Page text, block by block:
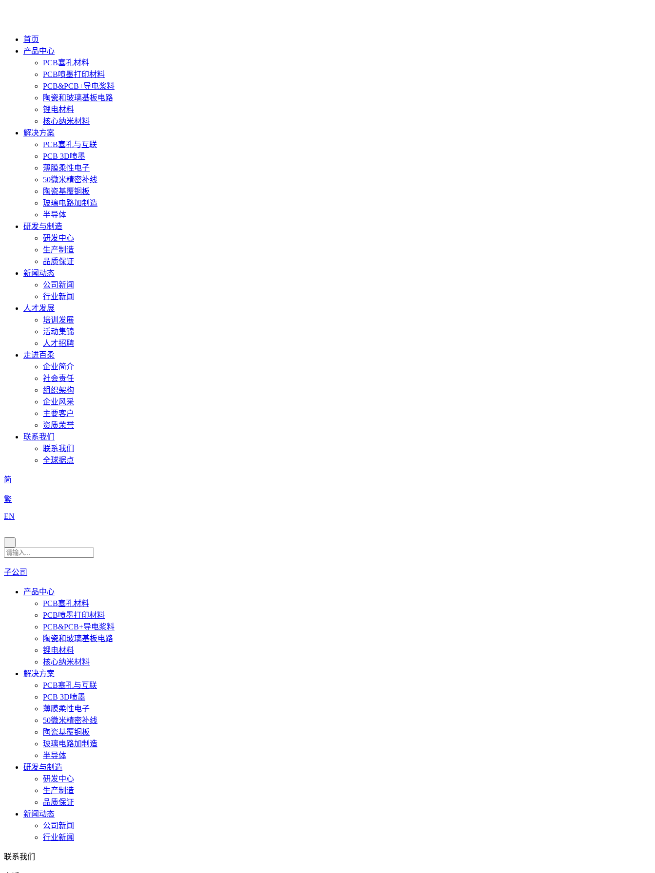
首页
产品中心
PCB塞孔材料
PCB喷墨打印材料
PCB&PCB+导电浆料
陶瓷和玻璃基板电路
锂电材料
核心纳米材料
解决方案
PCB塞孔与互联
PCB 3D喷墨
薄膜柔性电子
50微米精密补线
陶瓷基覆铜板
玻璃电路加制造
半导体
研发与制造
研发中心
生产制造
品质保证
新闻动态
公司新闻
行业新闻
人才发展
培训发展
活动集锦
人才招聘
走进百柔
企业简介
社会责任
组织架构
企业风采
主要客户
资质荣誉
联系我们
联系我们
全球据点
简
繁
EN
子公司
产品中心
PCB塞孔材料
PCB喷墨打印材料
PCB&PCB+导电浆料
陶瓷和玻璃基板电路
锂电材料
核心纳米材料
解决方案
PCB塞孔与互联
PCB 3D喷墨
薄膜柔性电子
50微米精密补线
陶瓷基覆铜板
玻璃电路加制造
半导体
研发与制造
研发中心
生产制造
品质保证
新闻动态
公司新闻
行业新闻
联系我们